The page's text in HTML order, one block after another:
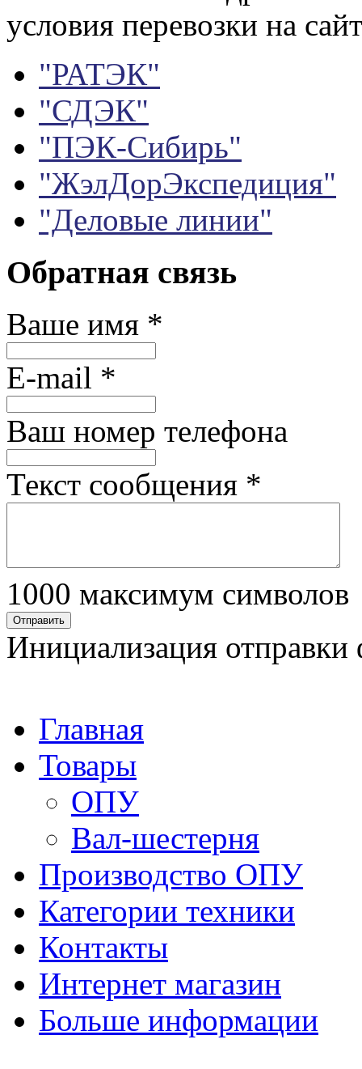
условия перевозки на
"РАТЭК"
"СДЭК"
"ПЭК-Сибирь"
"ЖэлДорЭкспедиция"
"Деловые линии"
Обратная связь
Ваше имя *
E-mail *
Ваш номер телефона
Текст сообщения *
1000 максимум символов
Отправить
Инициализация
Главная
Товары
ОПУ
Вал-шестерня
Производство ОПУ
Категории техники
Контакты
Интернет магазин
Больше информации